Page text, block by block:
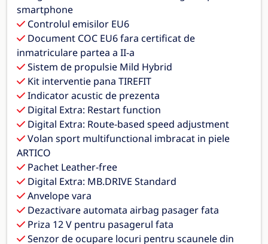
smartphone
Controlul emisilor EU6
Document COC EU6 fara certificat de
inmatriculare partea a II-a
Sistem de propulsie Mild Hybrid
Kit interventie pana TIREFIT
Indicator acustic de prezenta
Digital Extra: Restart function
Digital Extra: Route-based speed adjustment
Volan sport multifunctional imbracat in piele
ARTICO
Pachet Leather-free
Digital Extra: MB.DRIVE Standard
Anvelope vara
Dezactivare automata airbag pasager fata
Priza 12 V pentru pasagerul fata
Senzor de ocupare locuri pentru scaunele din